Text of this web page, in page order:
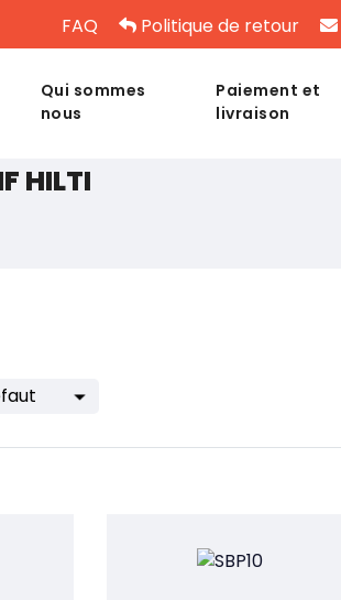
FAQ Politique de retour
Qui sommes
nous
Paiement et
livraison
HILTI